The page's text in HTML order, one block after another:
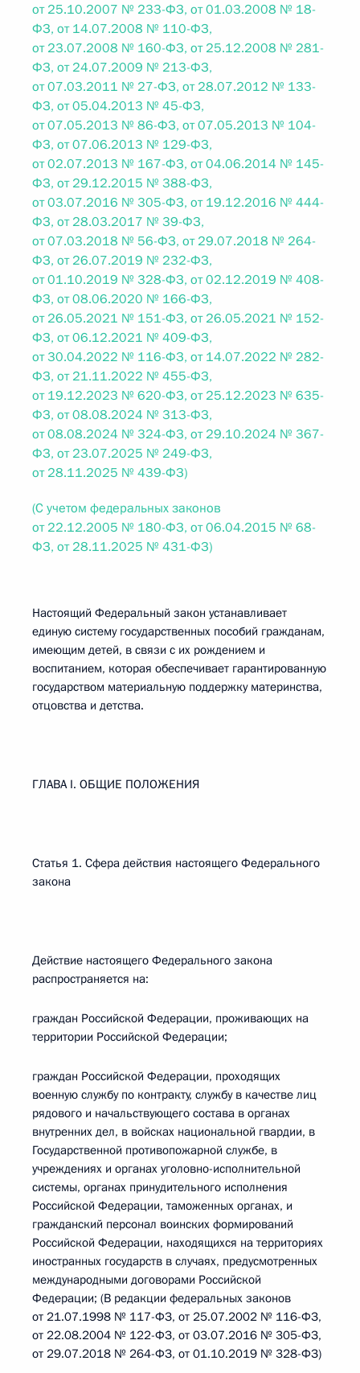
от 25.10.2007 № 233-ФЗ, от 01.03.2008 № 18-
ФЗ, от 14.07.2008 № 110-ФЗ,
от 23.07.2008 № 160-ФЗ, от 25.12.2008 № 281-
ФЗ, от 24.07.2009 № 213-ФЗ,
от 07.03.2011 № 27-ФЗ, от 28.07.2012 № 133-
ФЗ, от 05.04.2013 № 45-ФЗ,
от 07.05.2013 № 86-ФЗ, от 07.05.2013 № 104-
ФЗ, от 07.06.2013 № 129-ФЗ,
от 02.07.2013 № 167-ФЗ, от 04.06.2014 № 145-
ФЗ, от 29.12.2015 № 388-ФЗ,
от 03.07.2016 № 305-ФЗ, от 19.12.2016 № 444-
ФЗ, от 28.03.2017 № 39-ФЗ,
от 07.03.2018 № 56-ФЗ, от 29.07.2018 № 264-
ФЗ, от 26.07.2019 № 232-ФЗ,
от 01.10.2019 № 328-ФЗ, от 02.12.2019 № 408-
ФЗ, от 08.06.2020 № 166-ФЗ,
от 26.05.2021 № 151-ФЗ, от 26.05.2021 № 152-
ФЗ, от 06.12.2021 № 409-ФЗ,
от 30.04.2022 № 116-ФЗ, от 14.07.2022 № 282-
ФЗ, от 21.11.2022 № 455-ФЗ,
от 19.12.2023 № 620-ФЗ, от 25.12.2023 № 635-
ФЗ, от 08.08.2024 № 313-ФЗ,
от 08.08.2024 № 324-ФЗ, от 29.10.2024 № 367-
ФЗ, от 23.07.2025 № 249-ФЗ,
от 28.11.2025 № 439-ФЗ)
(С учетом федеральных законов
от 22.12.2005 № 180-ФЗ, от 06.04.2015 № 68-
ФЗ, от 28.11.2025 № 431-ФЗ)
Настоящий Федеральный закон устанавливает
единую систему государственных пособий гражданам,
имеющим детей, в связи с их рождением и
воспитанием, которая обеспечивает гарантированную
государством материальную поддержку материнства,
отцовства и детства.
ГЛАВА I. ОБЩИЕ ПОЛОЖЕНИЯ
Статья 1. Сфера действия настоящего Федерального
закона
Действие настоящего Федерального закона
распространяется на:
граждан Российской Федерации, проживающих на
территории Российской Федерации;
граждан Российской Федерации, проходящих
военную службу по контракту, службу в качестве лиц
рядового и начальствующего состава в органах
внутренних дел, в войсках национальной гвардии, в
Государственной противопожарной службе, в
учреждениях и органах уголовно-исполнительной
системы, органах принудительного исполнения
Российской Федерации, таможенных органах, и
гражданский персонал воинских формирований
Российской Федерации, находящихся на территориях
иностранных государств в случаях, предусмотренных
международными договорами Российской
Федерации; (В редакции федеральных законов
от 21.07.1998 № 117-ФЗ, от 25.07.2002 № 116-ФЗ,
от 22.08.2004 № 122-ФЗ, от 03.07.2016 № 305-ФЗ,
от 29.07.2018 № 264-ФЗ, от 01.10.2019 № 328-ФЗ)